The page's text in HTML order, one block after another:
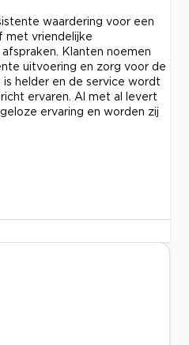
waardering voor een
met vriendelijke
Klanten noemen
uitvoering en zorg voor de
helder en de service wordt
ervaren. Al met al levert
ervaring en worden zij